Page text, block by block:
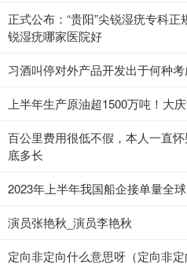
正式公布：“贵阳”尖锐湿疣专科
锐湿疣哪家医院好
习酒叫停对外产品开发出于何种考
上半年生产原油超1500万吨！大
百公里费用很低不假，本人一直
底多长
2023年上半年我国船企接单量全
演员张艳秋_演员李艳秋
定向非定向什么意思呀（定向非定